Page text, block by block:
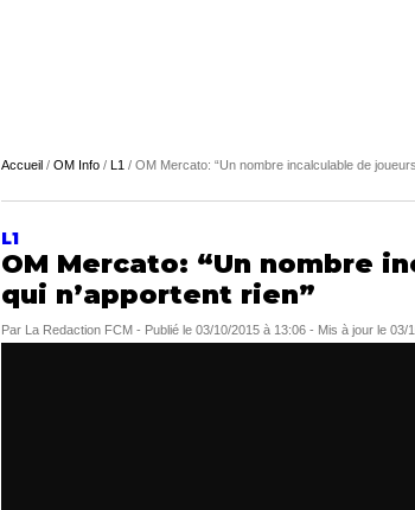
Accueil / OM Info / L1 / OM Mercato: “Un nombre incalculable de
L1
OM Mercato: “Un nombre
qui n’apportent rien”
Par La Redaction FCM - Publié le 03/10/2015 à 13:06 - Mis à jour le 03/